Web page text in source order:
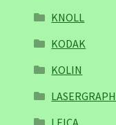
KNOLL
KODAK
KOLIN